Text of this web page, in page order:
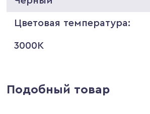
Цветовая температура:
3000K
Подобный товар